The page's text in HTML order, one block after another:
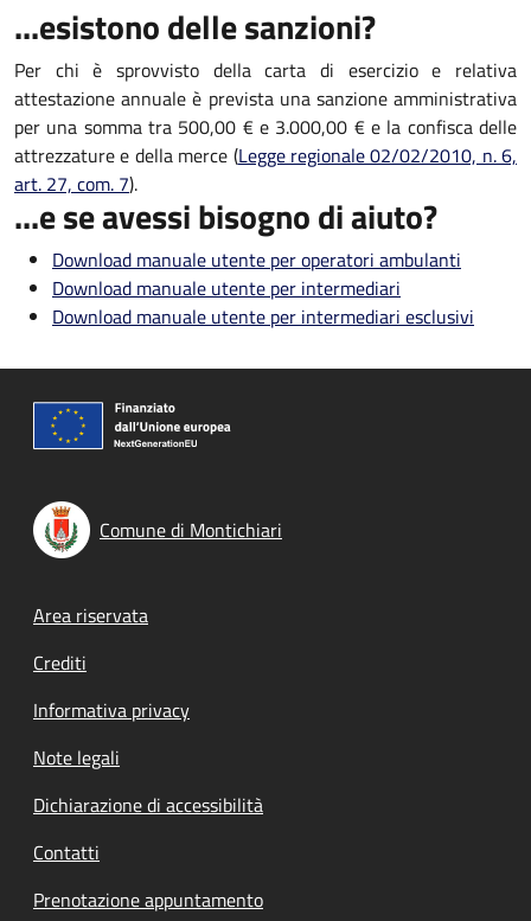
...esistono delle sanzioni?
Per chi è sprovvisto della carta di esercizio e relativa
attestazione annuale è prevista una sanzione amministrativa
per una somma tra 500,00 € e 3.000,00 € e la confisca delle
attrezzature e della merce (Legge regionale 02/02/2010, n. 6,
art. 27, com. 7).
...e se avessi bisogno di aiuto?
Download manuale utente per operatori ambulanti
Download manuale utente per intermediari
Download manuale utente per intermediari esclusivi
Comune di Montichiari
Footer menu
Area riservata
Crediti
Informativa privacy
Note legali
Dichiarazione di accessibilità
Contatti
Prenotazione appuntamento